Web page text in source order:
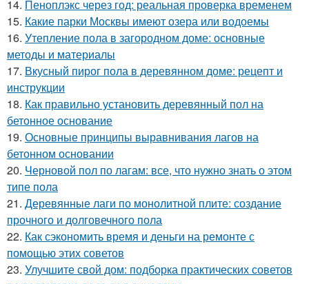
14. Пеноплэкс через год: реальная проверка временем
15. Какие парки Москвы имеют озера или водоемы
16. Утепление пола в загородном доме: основные
методы и материалы
17. Вкусный пирог пола в деревянном доме: рецепт и
инструкции
18. Как правильно установить деревянный пол на
бетонное основание
19. Основные принципы выравнивания лагов на
бетонном основании
20. Черновой пол по лагам: все, что нужно знать о этом
типе пола
21. Деревянные лаги по монолитной плите: создание
прочного и долговечного пола
22. Как сэкономить время и деньги на ремонте с
помощью этих советов
23. Улучшите свой дом: подборка практических советов